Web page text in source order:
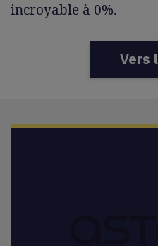
incroyable à 0%.
Vers